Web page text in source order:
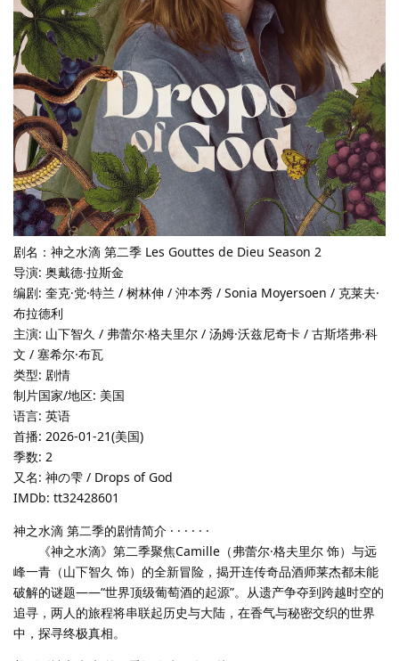
剧名：神之水滴 第二季 Les Gouttes de Dieu Season 2
导演: 奥戴德·拉斯金
编剧: 奎克·党·特兰 / 树林伸 / 沖本秀 / Sonia Moyersoen / 克莱夫·
布拉德利
主演: 山下智久 / 弗蕾尔·格夫里尔 / 汤姆·沃兹尼奇卡 / 古斯塔弗·科
文 / 塞希尔·布瓦
类型: 剧情
制片国家/地区: 美国
语言: 英语
首播: 2026-01-21(美国)
季数: 2
又名: 神の雫 / Drops of God
IMDb: tt32428601
神之水滴 第二季的剧情简介 · · · · · ·
《神之水滴》第二季聚焦Camille（弗蕾尔·格夫里尔 饰）与远
峰一青（山下智久 饰）的全新冒险，揭开连传奇品酒师莱杰都未能
破解的谜题——“世界顶级葡萄酒的起源”。从遗产争夺到跨越时空的
追寻，两人的旅程将串联起历史与大陆，在香气与秘密交织的世界
中，探寻终极真相。